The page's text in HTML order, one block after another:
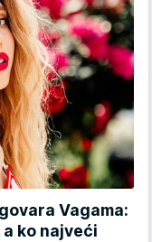
Vagama:
ko najveći